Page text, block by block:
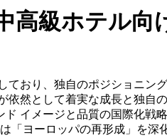
高級ホテル向
おり、独自のポジショニン
然として着実な成長と独自
イメージと品質の国際化戦
「ヨーロッパの再形成」を